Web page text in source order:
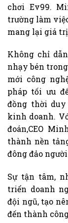
chơi Ev99.
trường làm
mang lại giá
Không chỉ
nhạy bén
mới công
pháp tối ưu
đồng thời
kinh doanh.
đoán,CEO
thành nền
đông đảo
Sự tận tâm,
triển doanh
đội ngũ, tạo
đến thành